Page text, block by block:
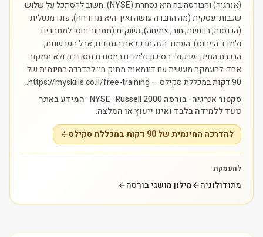
(אנרגיה) והבורסה בה היא נסחרת (NYSE). חשוב להסתכל על שלוש
שכבות: עסקית (מה החברה עושה ואיך היא מרוויחה), פונדמנטלית
(הכנסות, רווחיות, חוב, צמיחה), ושוקית (תמחור יחסי למתחרים
ולמדד הייחוס). העמוד הזה מרכז את הנתונים, אבל הפרשנות,
הרכבת התיק ושיקולי הסיכון נלמדים במסגרת מסודרת ולא ממקור
אחד.להעמקה מעשית עם דוגמאות מתיק חי: להדרכה החינמית של
90 דקות במכללת סקילס — https://myskills.co.il/free-training.
סקטור אנרגיה · בורסה NYSE · Russell 2000 · המידע באתר
נועד ללמידה בלבד ואינו ייעוץ או המלצה.
להדרכה החינמית של 90 דקות במכללת סקילס
להעמקה:
מתודולוגיה מילון מושגי בורסה